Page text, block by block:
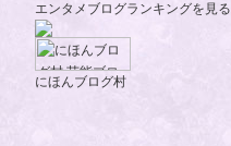
エンタメブログランキングを見る
にほんブログ村